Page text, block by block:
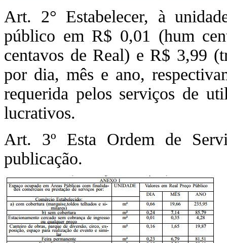
Art. 2° Estabelecer, à
público em R$ 0,01 (hum
centavos de Real) e R$ 3,99
por dia, mês e ano,
requerida pelos serviços de
lucrativos.
Art. 3º Esta Ordem de
publicação.